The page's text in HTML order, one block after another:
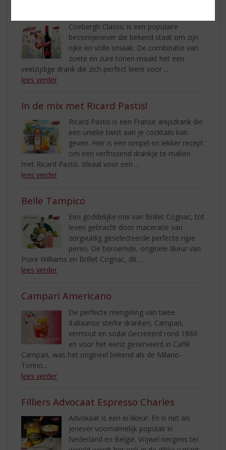
Coebergh Classic is een populaire
bessenjenever die bekend staat om zijn
rijke en volle smaak. De combinatie van
zoete en zure tonen maakt het een
veelzijdige drank die zich perfect leent voor ...
lees verder
In de mix met Ricard Pastis!
Ricard Pastis is een Franse anijsdrank die
een unieke twist aan je cocktails kan
geven. Hier is een simpel en lekker recept
om een verfrissend drankje te maken
met Ricard Pastis. Ideaal voor een ...
lees verder
Belle Tampico
Een goddelijke mix van Brillet Cognac, tot
leven gebracht door maceratie van
zorgvuldig geselecteerde perfecte rijpe
peren. De beroemde, originele likeur van
Poire Williams en Brillet Cognac, dit ...
lees verder
Campari Americano
De perfecte mengeling van twee
Italiaanse sterke dranken, Campari,
vermout en soda! Gecreëerd rond 1860
en voor het eerst geserveerd in Caffé
Campari, was het origineel bekend als de Milano-
Torino...
lees verder
Filliers Advocaat Espresso Charles
Advokaat is een ei-likeur. En is net als
jenever voornamelijk populair in
Nederland en België. Vrijwel nergens ter